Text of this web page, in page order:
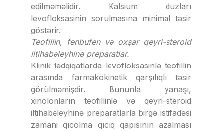
edilməməlidir. Kalsium duzları
levofloksasinin sorulmasına minimal təsir
göstərir.
Teofillin, fenbufen və oxşar qeyri-steroid
iltihabəleyhinə preparatlar.
Klinik tədqiqatlarda levofloksasinlə teofillin
arasında farmakokinetik qarşılıqlı təsir
görülməmişdir. Bununla yanaşı,
xinolonların teofillinlə və qeyri-steroid
iltihabəleyhinə preparatlarla birgə istifadəsi
zamanı qıcolma qıcıq qapısının azalması